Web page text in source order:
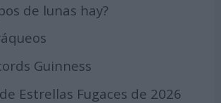
de lunas hay?
Guinness
Estrellas Fugaces de 2026